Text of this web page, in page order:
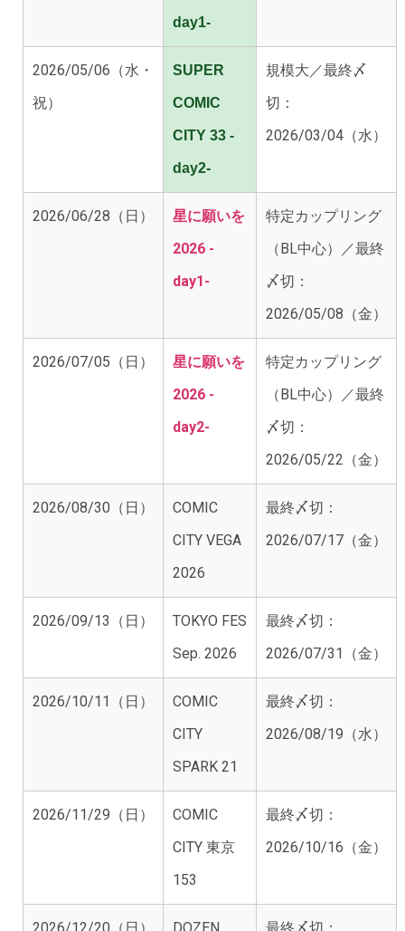
day1-
2026/05/06（水・
祝）
SUPER
COMIC
CITY 33 -
day2-
規模大 ／最終〆
切：
2026/03/04（水）
2026/06/28（日）
星に願いを
2026 -
day1-
特定カップリング
（BL中心）／最終
〆切：
2026/05/08（金）
2026/07/05（日）
星に願いを
2026 -
day2-
特定カップリング
（BL中心）／最終
〆切：
2026/05/22（金）
2026/08/30（日）
COMIC
CITY VEGA
2026
最終〆切：
2026/07/17（金）
2026/09/13（日）
TOKYO FES
Sep. 2026
最終〆切：
2026/07/31（金）
2026/10/11（日）
COMIC
CITY
SPARK 21
最終〆切：
2026/08/19（水）
2026/11/29（日）
COMIC
CITY 東京
153
最終〆切：
2026/10/16（金）